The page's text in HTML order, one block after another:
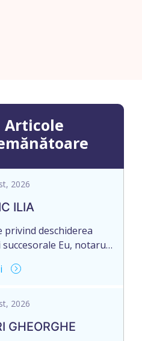
Articole
2026
ILIA
privind deschiderea
Eu, notarul,
la procedură
are un interes
notariale în
2026
GHEORGHE